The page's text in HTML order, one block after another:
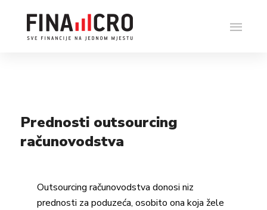
Prednosti outsourcing
računovodstva
Outsourcing računovodstva donosi niz
prednosti za poduzeća, osobito ona koja žele